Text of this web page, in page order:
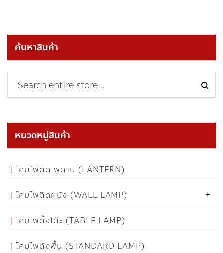
ค้นหาสินค้า
หมวดหมู่สินค้า
โคมไฟติดเพดาน (LANTERN)
โคมไฟติดผนัง (WALL LAMP)
โคมไฟตั้งโต๊ะ (TABLE LAMP)
โคมไฟตั้งพื้น (STANDARD LAMP)